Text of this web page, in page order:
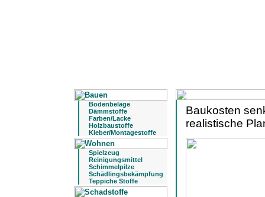
Bodenbeläge
Dämmstoffe
Farben/Lacke
Holzbaustoffe
Kleber/Montagestoffe
Spielzeug
Reinigungsmittel
Schimmelpilze
Schädlingsbekämpfung
Teppiche Stoffe
Baukosten
realistische